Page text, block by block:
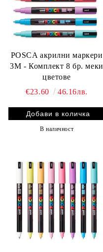
POSCA акрилни маркери
3M - Комплект 8 бр. меки
цветове
€23.60
46.16лв.
В наличност